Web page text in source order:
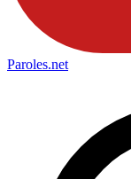
Paroles.net